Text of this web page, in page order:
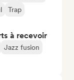
Trap
à recevoir
Jazz fusion